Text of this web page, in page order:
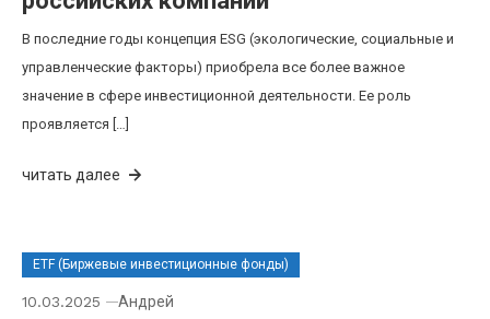
В последние годы концепция ESG (экологические, социальные и
управленческие факторы) приобрела все более важное
значение в сфере инвестиционной деятельности. Ее роль
проявляется […]
читать далее
ETF (Биржевые инвестиционные фонды)
10.03.2025 Андрей